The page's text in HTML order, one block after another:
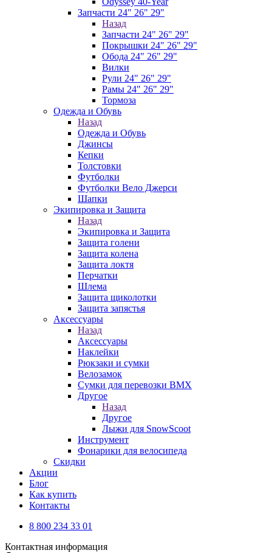
Запчасти 24" 26" 29"
Назад
Запчасти 24" 26" 29"
Покрышки 24" 26" 29"
Обода 24" 26" 29"
Вилки
Рули 24" 26" 29"
Рамы 24" 26" 29"
Тормоза
Одежда и Обувь
Назад
Одежда и Обувь
Джинсы
Кепки
Толстовки
Футболки
Футболки Вело Джерси
Шапки
Экипировка и Защита
Назад
Экипировка и Защита
Защита голени
Защита колена
Защита локтя
Перчатки
Шлема
Защита щиколотки
Защита запястья
Аксессуары
Назад
Аксессуары
Наклейки
Рюкзаки и сумки
Велозамок
Сумки для перевозки BMX
Другое
Назад
Другое
Лыжи для SnowScoot
Инструмент
Фонарики для велосипеда
Скидки
Акции
Блог
Как купить
Контакты
8 800 234 33 01
Контактная информация